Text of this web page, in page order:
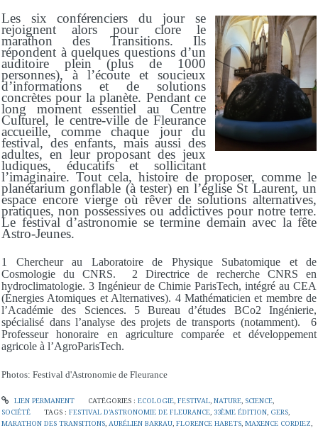
Les six conférenciers du jour se
rejoignent alors pour clore le
marathon des Transitions. Ils
répondent à quelques questions d’un
auditoire plein (plus de 1000
personnes), à l’écoute et soucieux
d’informations et de solutions
concrètes pour la planète. Pendant ce
long moment essentiel au Centre
Culturel, le centre-ville de Fleurance
accueille, comme chaque jour du
festival, des enfants, mais aussi des
adultes, en leur proposant des jeux
ludiques, éducatifs et sollicitant
l’imaginaire. Tout cela, histoire de proposer, comme le
planétarium gonflable (à tester) en l’église St Laurent, un
espace encore vierge où rêver de solutions alternatives,
pratiques, non possessives ou addictives pour notre terre.
Le festival d’astronomie se termine demain avec la fête
Astro-Jeunes.
1 Chercheur au Laboratoire de Physique Subatomique et de
Cosmologie du CNRS. 2 Directrice de recherche CNRS en
hydroclimatologie. 3 Ingénieur de Chimie ParisTech, intégré au CEA
(Énergies Atomiques et Alternatives). 4 Mathématicien et membre de
l’Académie des Sciences. 5 Bureau d’études BCo2 Ingénierie,
spécialisé dans l’analyse des projets de transports (notamment). 6
Professeur honoraire en agriculture comparée et développement
agricole à l’AgroParisTech.
Photos: Festival d'Astronomie de Fleurance
LIEN PERMANENT CATÉGORIES : ECOLOGIE, FESTIVAL, NATURE, SCIENCE,
SOCIÉTÉ
TAGS :FESTIVAL D’ASTRONOMIE DE FLEURANCE, 33ÈME ÉDITION, GERS,
MARATHON DES TRANSITIONS, AURÉLIEN BARRAU, FLORENCE HABETS, MAXENCE CORDIEZ,